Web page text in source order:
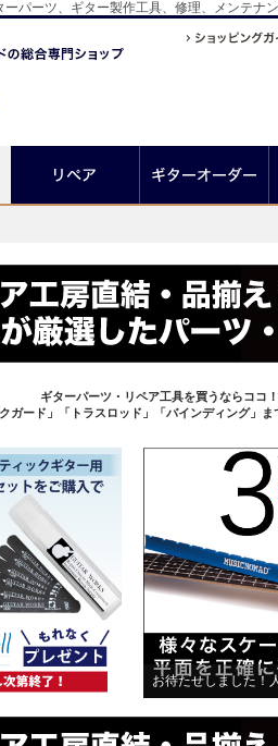
ーツ、ギター製作工具、修理、メンテナ
ギターパーツ・リペア工具を買うならココ
ガード」「トラスロッド」「バインディング」
お待たせしました！